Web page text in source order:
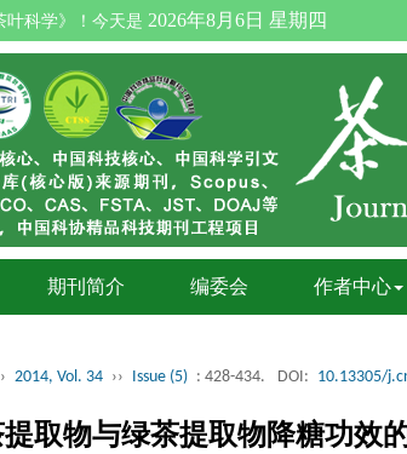
叶科学》！今天是 2026年8月6日 星期四
期刊简介 编委会 作者中心
2014, Vol. 34 ›› Issue (5) : 428-434. DOI: 10.13305/
取物与绿茶提取物降糖功效